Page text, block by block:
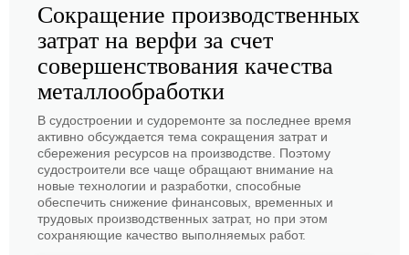
Сокращение производственных
затрат на верфи за счет
совершенствования качества
металлообработки
В судостроении и судоремонте за последнее время
активно обсуждается тема сокращения затрат и
сбережения ресурсов на производстве. Поэтому
судостроители все чаще обращают внимание на
новые технологии и разработки, способные
обеспечить снижение финансовых, временных и
трудовых производственных затрат, но при этом
сохраняющие качество выполняемых работ.